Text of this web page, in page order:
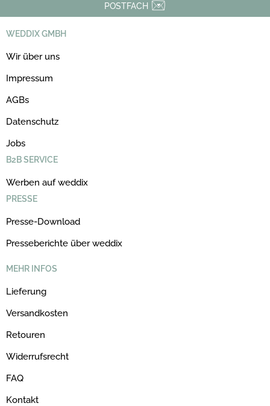
POSTFACH
WEDDIX GMBH
Wir über uns
Impressum
AGBs
Datenschutz
Jobs
B2B SERVICE
Werben auf weddix
PRESSE
Presse-Download
Presseberichte über weddix
MEHR INFOS
Lieferung
Versandkosten
Retouren
Widerrufsrecht
FAQ
Kontakt